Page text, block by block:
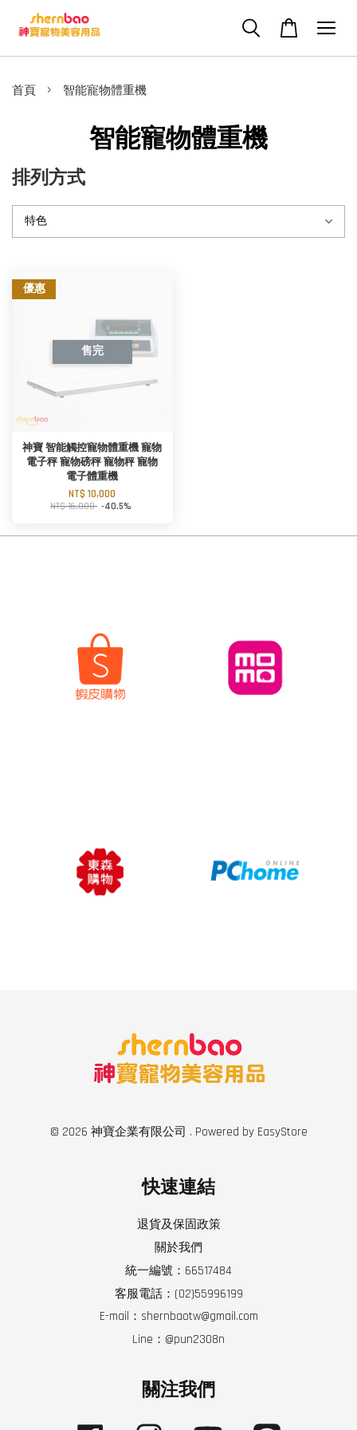
首頁 › 智能寵物體重機
智能寵物體重機
排列方式
優惠
售完
神寶 智能觸控寵物體重機 寵物
電子秤 寵物磅秤 寵物秤 寵物
電子體重機
NT$ 10,000
NT$ 16,800 -40.5%
© 2026 神寶企業有限公司 . Powered by EasyStore
快速連結
退貨及保固政策
關於我們
統一編號：66517484
客服電話：(02)55996199
E-mail：shernbaotw@gmail.com
Line：@pun2308n
關注我們